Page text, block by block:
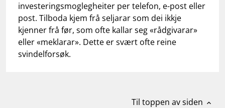
investeringsmoglegheiter per telefon, e-post eller
post. Tilboda kjem frå seljarar som dei ikkje
kjenner frå før, som ofte kallar seg «rådgivarar»
eller «meklarar». Dette er svært ofte reine
svindelforsøk.
Til toppen av siden expand_less